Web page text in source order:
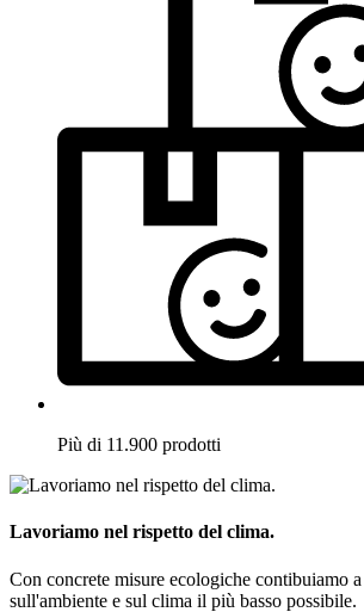
Più di 11.900 prodotti
Lavoriamo nel rispetto del clima.
Con concrete misure ecologiche contibuiamo
sull'ambiente e sul clima il più basso possibile.